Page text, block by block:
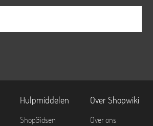
Hulpmiddelen
ShopGidsen
Over Shopwiki
Over ons